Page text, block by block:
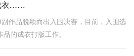
衣……
作品脱颖而出入围决赛，目前，入围选
的成衣打版工作。